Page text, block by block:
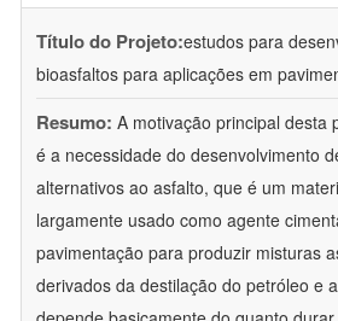
Título do Projeto:estudos para
bioasfaltos para aplicações em
Resumo: A motivação principal desta
é a necessidade do desenvolvimento
alternativos ao asfalto, que é um
largamente usado como agente
pavimentação para produzir misturas
derivados da destilação do petróleo e